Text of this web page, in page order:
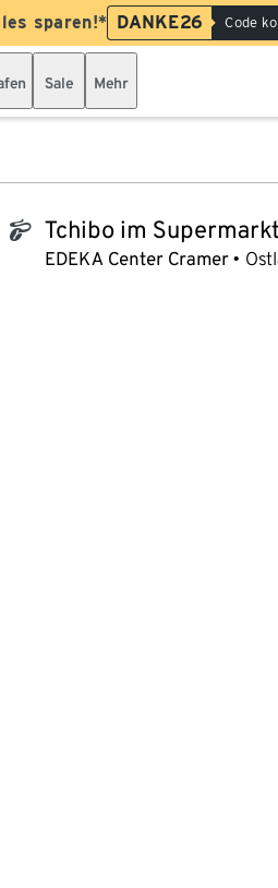
sparen!* DANKE26 Code
Sale Mehr
tchibo_logo Tchibo im
EDEKA Center Cramer